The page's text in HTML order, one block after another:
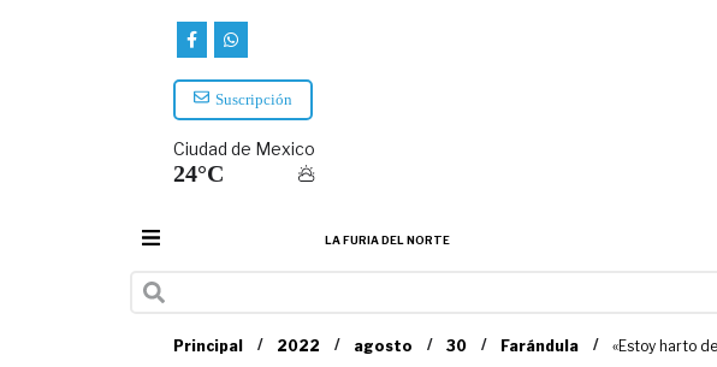
Suscripción
Ciudad de Mexico
24°C
LA FURIA DEL NORTE
Principal / 2022 / agosto / 30 / Farándula / «Estoy harto